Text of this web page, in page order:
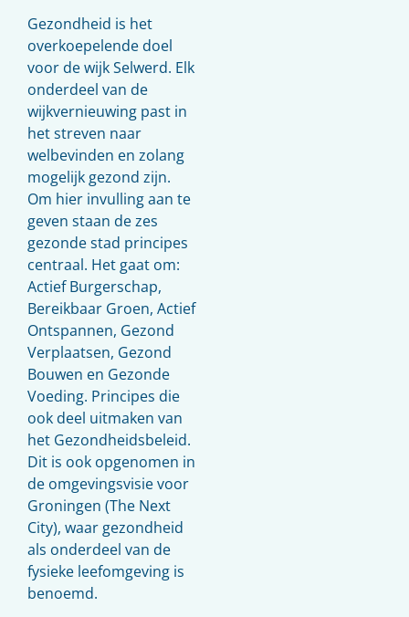
Gezondheid is het
overkoepelende doel
voor de wijk Selwerd. Elk
onderdeel van de
wijkvernieuwing past in
het streven naar
welbevinden en zolang
mogelijk gezond zijn.
Om hier invulling aan te
geven staan de zes
gezonde stad principes
centraal. Het gaat om:
Actief Burgerschap,
Bereikbaar Groen, Actief
Ontspannen, Gezond
Verplaatsen, Gezond
Bouwen en Gezonde
Voeding. Principes die
ook deel uitmaken van
het Gezondheidsbeleid.
Dit is ook opgenomen in
de omgevingsvisie voor
Groningen (The Next
City), waar gezondheid
als onderdeel van de
fysieke leefomgeving is
benoemd.